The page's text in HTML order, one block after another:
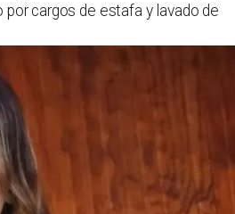
cargos de estafa y lavado de